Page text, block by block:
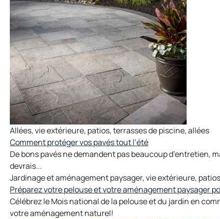
Allées,vie extérieure, patios,terrasses de piscine,allées
Comment protéger vos pavés tout l’été
De bons pavés ne demandent pas beaucoup d’entretien,
devrais...
Jardinage et aménagement paysager,vie extérieure, patios
Préparez votre pelouse et votre aménagement paysager
Célébrez le Mois national de la pelouse et du jardin en
votre aménagement naturel!